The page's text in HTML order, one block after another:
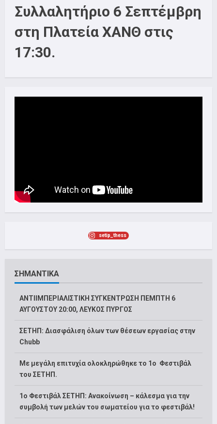
Συλλαλητήριο 6 Σεπτέμβρη
στη Πλατεία ΧΑΝΘ στις
17:30.
setip_thess
ΣΗΜΑΝΤΙΚΑ
ΑΝΤΙΙΜΠΕΡΙΑΛΙΣΤΙΚΗ ΣΥΓΚΕΝΤΡΩΣΗ ΠΕΜΠΤΗ 6
ΑΥΓΟΥΣΤΟΥ 20:00, ΛΕΥΚΟΣ ΠΥΡΓΟΣ
ΣΕΤΗΠ: Διασφάλιση όλων των θέσεων εργασίας στην
Chubb
Με μεγάλη επιτυχία ολοκληρώθηκε το 1ο Φεστιβάλ
του ΣΕΤΗΠ.
1o Φεστιβάλ ΣΕΤΗΠ: Ανακοίνωση – κάλεσμα για την
συμβολή των μελών του σωματείου για το φεστιβάλ!